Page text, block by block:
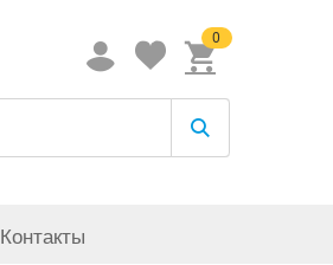
0
Контакты